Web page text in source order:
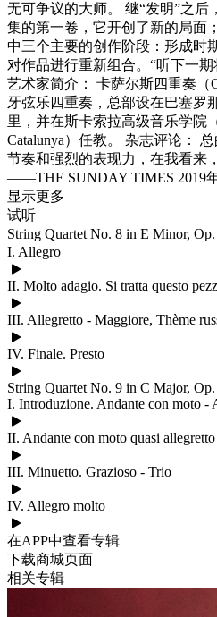
无可争议的大师。 继“发明”之后
集的第一卷，它开创了新的局面
中三个主要的创作阶段：形成时
对作品进行重新组合。“听下一期
艺术家简介： 卡萨尔斯四重奏（
牙弦乐四重奏，总部设在巴塞罗
里，并在斯卡索拉高级音乐学院（
Catalunya）任教。 杂志评论：
节奏和强烈的表现力，在我看来
——THE SUNDAY TIMES 2019
显示更多
试听
String Quartet No. 8 in E Minor, Op.
I. Allegro
II. Molto adagio. Si tratta questo
III. Allegretto - Maggiore, Thème
IV. Finale. Presto
String Quartet No. 9 in C Major,
I. Introduzione. Andante con moto -
II. Andante con moto quasi allegretto
III. Minuetto. Grazioso - Trio
IV. Allegro molto
在APP中查看专辑
下载商城页面
相关专辑